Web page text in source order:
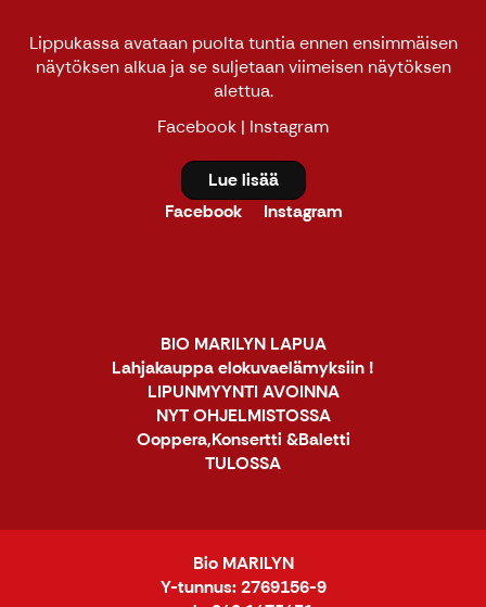
Lippukassa avataan puolta tuntia ennen ensimmäisen
näytöksen alkua ja se suljetaan viimeisen näytöksen
alettua.
Facebook | Instagram
Lue lisää
Facebook
Instagram
BIO MARILYN LAPUA
Lahjakauppa elokuvaelämyksiin !
LIPUNMYYNTI AVOINNA
NYT OHJELMISTOSSA
Ooppera,Konsertti &Baletti
TULOSSA
Bio MARILYN
Y-tunnus: 2769156-9